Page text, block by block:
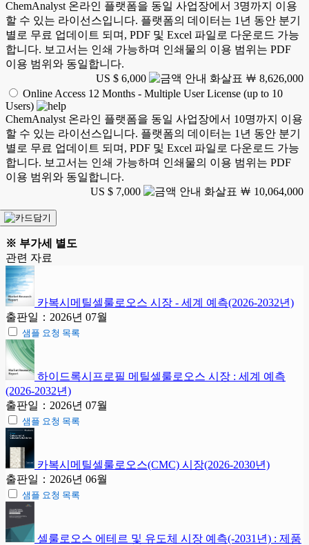
ChemAnalyst 온라인 플랫폼을 동일 사업장에서 3명까지 이용
할 수 있는 라이선스입니다. 플랫폼의 데이터는 1년 동안 분기
별로 무료 업데이트 되며, PDF 및 Excel 파일로 다운로드 가능
합니다. 보고서는 인쇄 가능하며 인쇄물의 이용 범위는 PDF
이용 범위와 동일합니다.
US $ 6,000
￦ 8,626,000
Online Access 12 Months - Multiple User License (up to 10
Users)
ChemAnalyst 온라인 플랫폼을 동일 사업장에서 10명까지 이용
할 수 있는 라이선스입니다. 플랫폼의 데이터는 1년 동안 분기
별로 무료 업데이트 되며, PDF 및 Excel 파일로 다운로드 가능
합니다. 보고서는 인쇄 가능하며 인쇄물의 이용 범위는 PDF
이용 범위와 동일합니다.
US $ 7,000
￦ 10,064,000
※ 부가세 별도
관련 자료
카복시메틸셀룰로오스 시장 - 세계 예측(2026-2032년)
출판일：2026년 07월
샘플 요청 목록
하이드록시프로필 메틸셀룰로오스 시장 : 세계 예측
(2026-2032년)
출판일：2026년 07월
샘플 요청 목록
카복시메틸셀룰로오스(CMC) 시장(2026-2030년)
출판일：2026년 06월
샘플 요청 목록
셀룰로오스 에테르 및 유도체 시장 예측(-2031년) : 제품